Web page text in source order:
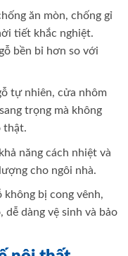
ăn mòn, chống gỉ
tiết khắc nghiệt.
bền bỉ hơn so với
tự nhiên, cửa nhôm
trọng mà không
thật.
năng cách nhiệt và
cho ngôi nhà.
không bị cong vênh,
dàng vệ sinh và bảo